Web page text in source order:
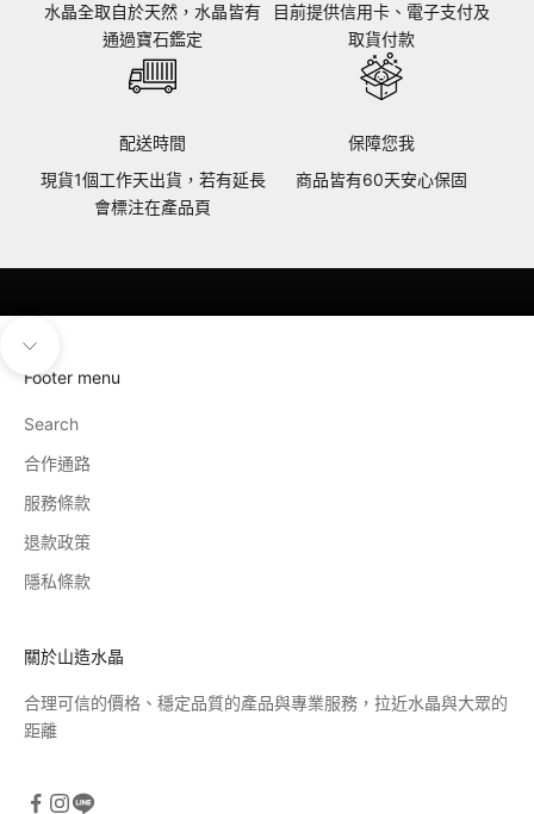
水晶全取自於天然，水晶皆有
通過寶石鑑定
目前提供信用卡、電子支付及
取貨付款
配送時間
現貨1個工作天出貨，若有延長
會標注在產品頁
保障您我
商品皆有60天安心保固
Footer menu
Search
合作通路
服務條款
退款政策
隱私條款
關於山造水晶
合理可信的價格、穩定品質的產品與專業服務，拉近水晶與大眾的
距離